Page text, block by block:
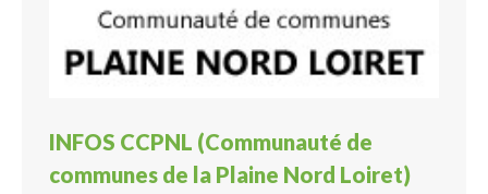
INFOS CCPNL (Communauté de
communes de la Plaine Nord Loiret)